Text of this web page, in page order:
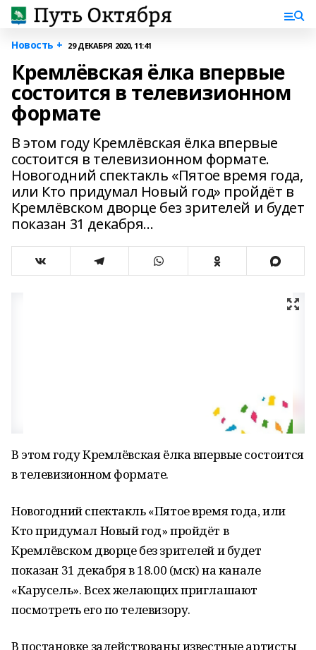
Новость + 29 ДЕКАБРЯ 2020, 11:41
Кремлёвская ёлка впервые
состоится в телевизионном
формате
В этом году Кремлёвская ёлка впервые
состоится в телевизионном формате.
Новогодний спектакль «Пятое время года,
или Кто придумал Новый год» пройдёт в
Кремлёвском дворце без зрителей и будет
показан 31 декабря...
В этом году Кремлёвская ёлка впервые состоится
в телевизионном формате.
Новогодний спектакль «Пятое время года, или
Кто придумал Новый год» пройдёт в
Кремлёвском дворце без зрителей и будет
показан 31 декабря в 18.00 (мск) на канале
«Карусель». Всех желающих приглашают
посмотреть его по телевизору.
В постановке задействованы известные артисты